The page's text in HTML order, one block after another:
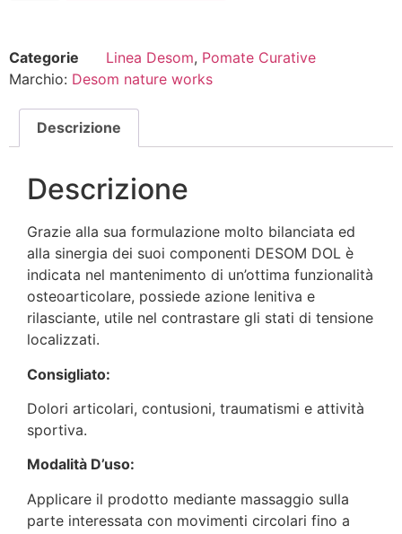
Categorie Linea Desom, Pomate Curative
Marchio: Desom nature works
Descrizione
Descrizione
Grazie alla sua formulazione molto bilanciata ed
alla sinergia dei suoi componenti DESOM DOL è
indicata nel mantenimento di un’ottima funzionalità
osteoarticolare, possiede azione lenitiva e
rilasciante, utile nel contrastare gli stati di tensione
localizzati.
Consigliato:
Dolori articolari, contusioni, traumatismi e attività
sportiva.
Modalità D’uso:
Applicare il prodotto mediante massaggio sulla
parte interessata con movimenti circolari fino a